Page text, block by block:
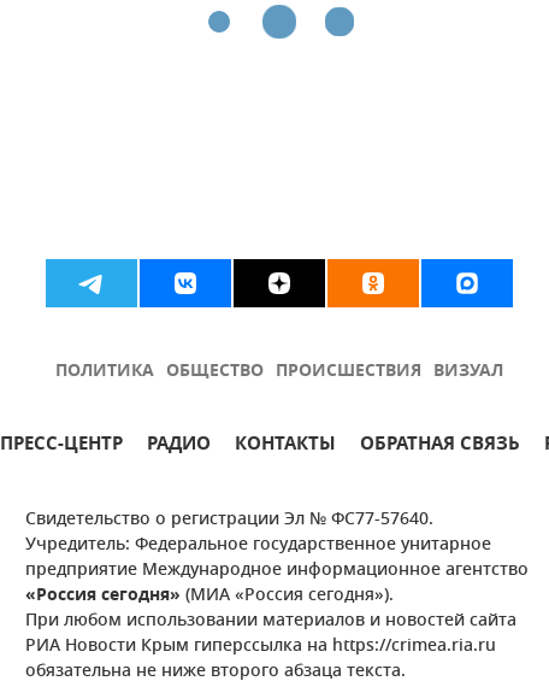
ПОЛИТИКА ОБЩЕСТВО ПРОИСШЕСТВИЯ ВИЗУАЛ
ПРЕСС-ЦЕНТР РАДИО КОНТАКТЫ ОБРАТНАЯ СВЯЗЬ
Свидетельство о регистрации Эл № ФС77-57640.
Учредитель: Федеральное государственное унитарное
предприятие Международное информационное агентство
«Россия сегодня» (МИА «Россия сегодня»).
При любом использовании материалов и новостей сайта
РИА Новости Крым гиперссылка на https://crimea.ria.ru
обязательна не ниже второго абзаца текста.